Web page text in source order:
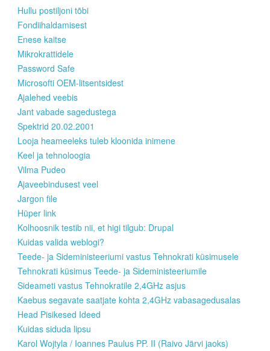
Hullu postiljoni tõbi
Fondiihaldamisest
Enese kaitse
Mikrokrattidele
Password Safe
Microsofti OEM-litsentsidest
Ajalehed veebis
Jant vabade sagedustega
Spektrid 20.02.2001
Looja heameeleks tuleb kloonida inimene
Keel ja tehnoloogia
Vilma Pudeo
Ajaveebindusest veel
Jargon file
Hüper link
Kolhoosnik testib nii, et higi tilgub: Drupal
Kuidas valida weblogi?
Teede- ja Sideministeeriumi vastus Tehnokrati küsimusele
Tehnokrati küsimus Teede- ja Sideministeeriumile
Sideameti vastus Tehnokratile 2,4GHz asjus
Kaebus segavate saatjate kohta 2,4GHz vabasagedusalas
Head Pisikesed Ideed
Kuidas siduda lipsu
Karol Wojtyla / Ioannes Paulus PP. II (Raivo Järvi jaoks)